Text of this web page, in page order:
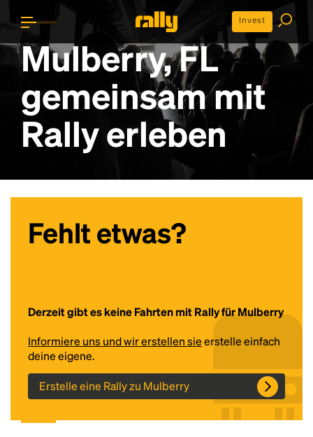
Invest
Mulberry, FL
gemeinsam mit
Rally erleben
Fehlt etwas?
Derzeit gibt es keine Fahrten mit Rally für Mulberry
Informiere uns und wir erstellen sieerstelle einfach
deine eigene.
Erstelle eine Rally zu Mulberry